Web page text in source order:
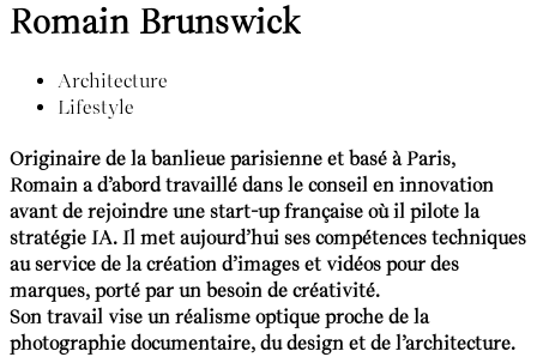
Romain Brunswick
Architecture
Lifestyle
Originaire de la banlieue parisienne et basé à Paris,
Romain a d’abord travaillé dans le conseil en innovation
avant de rejoindre une start-up française où il pilote la
stratégie IA. Il met aujourd’hui ses compétences techniques
au service de la création d’images et vidéos pour des
marques, porté par un besoin de créativité.
Son travail vise un réalisme optique proche de la
photographie documentaire, du design et de l’architecture.